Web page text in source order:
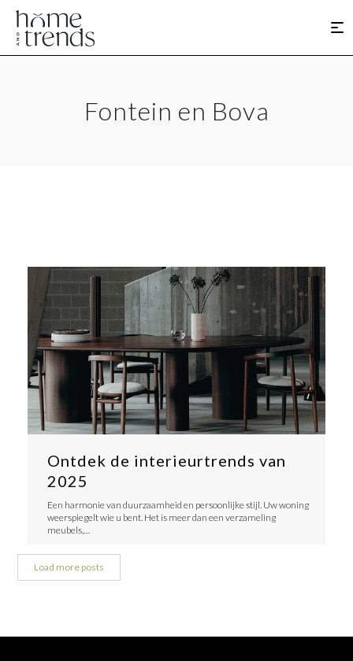
Fontein en Bova
Ontdek de interieurtrends van
2025
Een harmonie van duurzaamheid en persoonlijke stijl. Uw woning
weerspiegelt wie u bent. Het is meer dan een verzameling
meubels,…
Load more posts